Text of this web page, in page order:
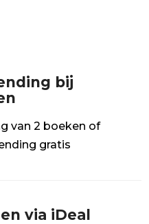
bij
van 2 boeken of
gratis
via iDeal